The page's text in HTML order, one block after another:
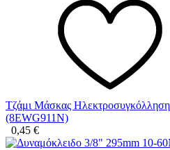
Τζάμι Μάσκας
(8EWG911N)
0,45 €